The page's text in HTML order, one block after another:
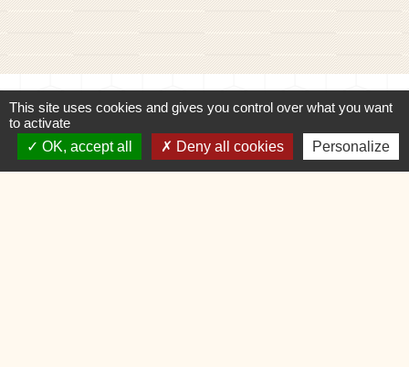
Contacts
585, route du Chef-Lieu
74370 Charvonnex - FRANCE
This site uses cookies and gives you control over what you want
to activate
OK, accept all
Deny all cookies Personalize